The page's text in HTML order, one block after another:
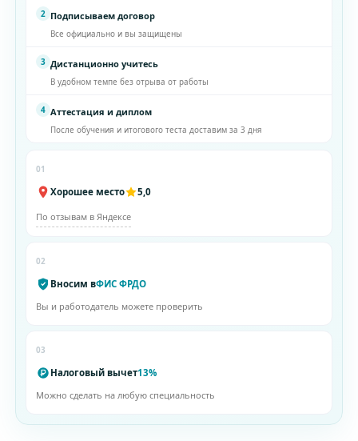
2 Подписываем договор
Все официально и вы защищены
3 Дистанционно учитесь
В удобном темпе без отрыва от работы
4 Аттестация и диплом
После обучения и итогового теста доставим за 3 дня
01
Хорошее место 5,0
По отзывам в Яндексе
02
Вносим вФИС ФРДО
Вы и работодатель можете проверить
03
Налоговый вычет13%
Можно сделать на любую специальность